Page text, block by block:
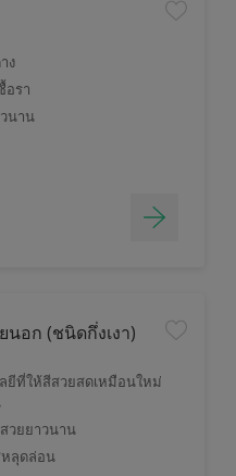
ง
อรา
นาน
อก (ชนิดกึ่งเงา)
ยีที่ให้สีสวยสดเหมือนใหม่
วยยาวนาน
ลุดล่อน